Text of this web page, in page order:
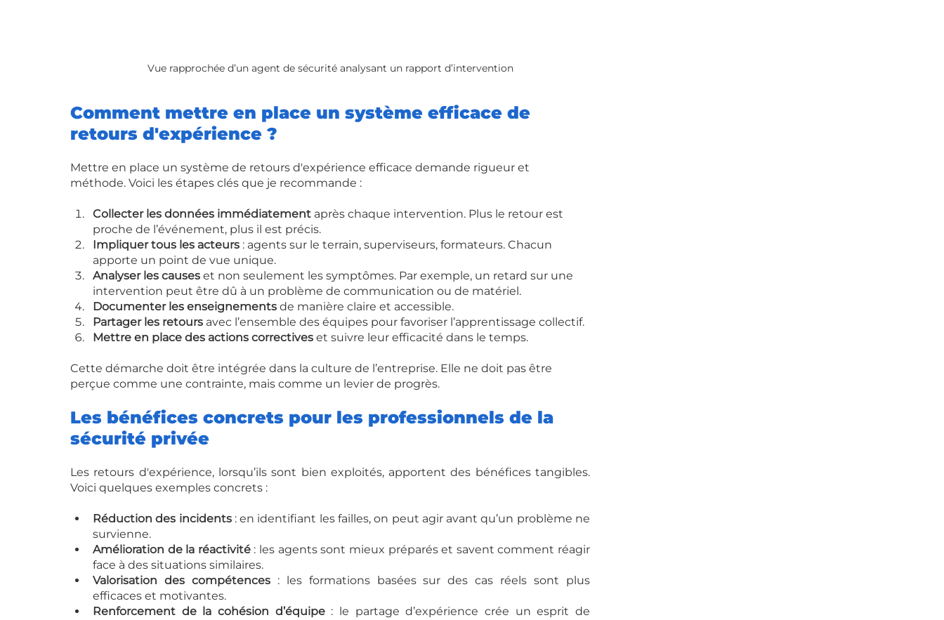
Vue rapprochée d’un agent de sécurité analysant un rapport d’intervention
Comment mettre en place un système efficace de
retours d'expérience ?
Mettre en place un système de retours d'expérience efficace demande rigueur et
méthode. Voici les étapes clés que je recommande :
Collecter les données immédiatement après chaque intervention. Plus le retour est
proche de l’événement, plus il est précis.
Impliquer tous les acteurs : agents sur le terrain, superviseurs, formateurs. Chacun
apporte un point de vue unique.
Analyser les causes et non seulement les symptômes. Par exemple, un retard sur une
intervention peut être dû à un problème de communication ou de matériel.
Documenter les enseignements de manière claire et accessible.
Partager les retours avec l’ensemble des équipes pour favoriser l’apprentissage collectif.
Mettre en place des actions correctives et suivre leur efficacité dans le temps.
Cette démarche doit être intégrée dans la culture de l’entreprise. Elle ne doit pas être
perçue comme une contrainte, mais comme un levier de progrès.
Les bénéfices concrets pour les professionnels de la
sécurité privée
Les retours d'expérience, lorsqu’ils sont bien exploités, apportent des bénéfices tangibles.
Voici quelques exemples concrets :
Réduction des incidents : en identifiant les failles, on peut agir avant qu’un problème ne
survienne.
Amélioration de la réactivité : les agents sont mieux préparés et savent comment réagir
face à des situations similaires.
Valorisation des compétences : les formations basées sur des cas réels sont plus
efficaces et motivantes.
Renforcement de la cohésion d’équipe : le partage d’expérience crée un esprit de